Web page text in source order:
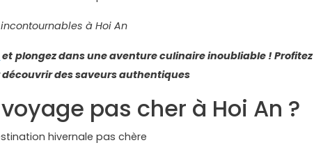
incontournables à Hoi An
et plongez dans une aventure culinaire inoubliable ! Profitez
des saveurs authentiques
pas cher à Hoi An ?